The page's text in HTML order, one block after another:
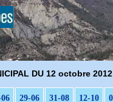
DU 12 octobre 2012
29-06 31-08 12-10